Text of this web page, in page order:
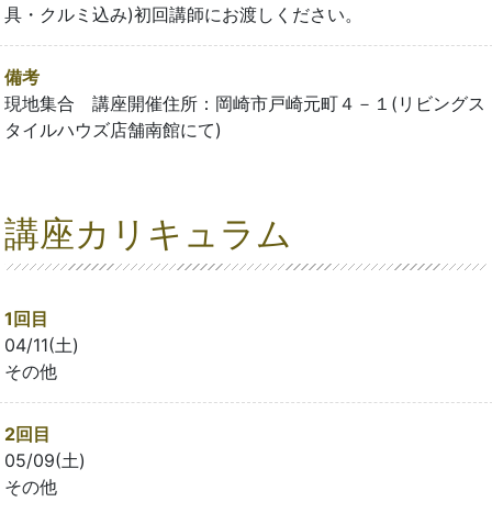
具・クルミ込み)初回講師にお渡しください。
備考
現地集合 講座開催住所：岡崎市戸崎元町４－１(リビングス
タイルハウズ店舗南館にて)
講座カリキュラム
1回目
04/11(土)
その他
2回目
05/09(土)
その他